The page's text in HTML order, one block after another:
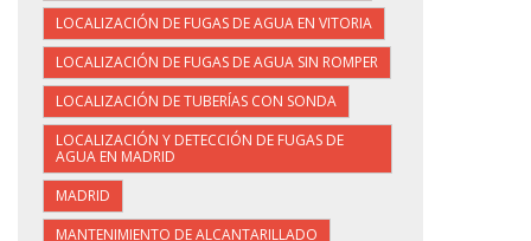
LOCALIZACIÓN DE FUGAS DE AGUA EN VITORIA
LOCALIZACIÓN DE FUGAS DE AGUA SIN ROMPER
LOCALIZACIÓN DE TUBERÍAS CON SONDA
LOCALIZACIÓN Y DETECCIÓN DE FUGAS DE
AGUA EN MADRID
MADRID
MANTENIMIENTO DE ALCANTARILLADO